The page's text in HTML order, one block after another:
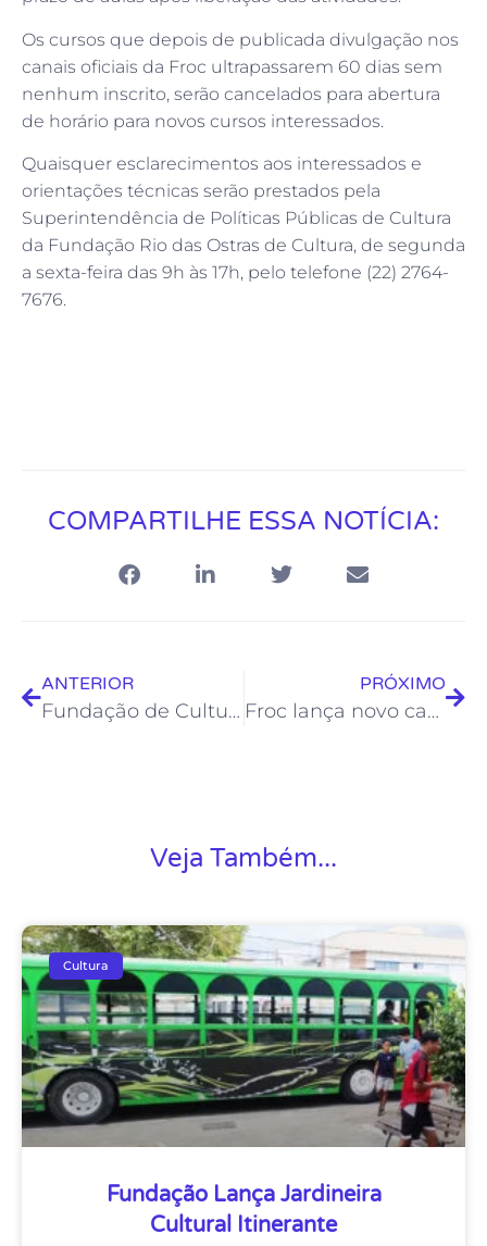
Os cursos que depois de publicada divulgação nos
canais oficiais da Froc ultrapassarem 60 dias sem
nenhum inscrito, serão cancelados para abertura
de horário para novos cursos interessados.
Quaisquer esclarecimentos aos interessados e
orientações técnicas serão prestados pela
Superintendência de Políticas Públicas de Cultura
da Fundação Rio das Ostras de Cultura, de segunda
a sexta-feira das 9h às 17h, pelo telefone (22) 2764-
7676.
COMPARTILHE ESSA NOTÍCIA:
ANTERIOR
Fundação de Cultura divulga resultado da fase classificatória do III Prêmio de Grafites e Painéis
PRÓXIMO
Froc lança novo canal de comunicação e convoca músicos para encaminhar material artístico
Veja Também...
Cultura
Fundação Lança Jardineira
Cultural Itinerante